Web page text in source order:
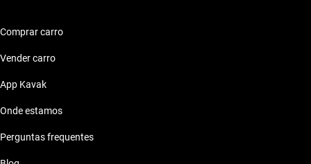
Jac 2021 ate 70 mil reais
Comprar carro
Vender carro
App Kavak
Onde estamos
Perguntas frequentes